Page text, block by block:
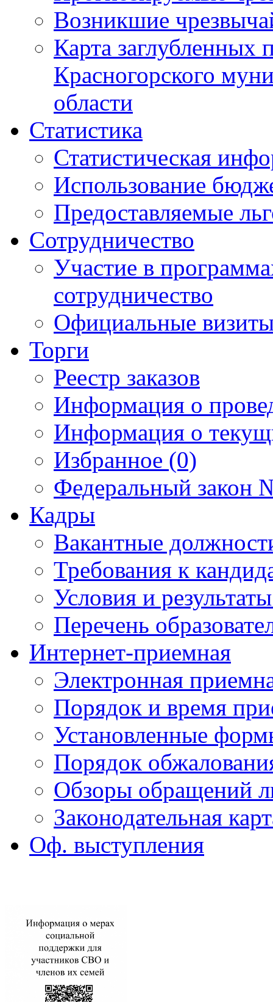
Возникшие
Карта
Красногорского
области
Статистика
Статистическая
Использование
Предоставляемые
Сотрудничество
Участие в
сотрудничество
Официальные
Торги
Реестр заказов
Информация о
Информация о
Избранное (0)
Федеральный закон
Кадры
Вакантные
Требования к
Условия и
Перечень
Интернет-приемная
Электронная
Порядок и время
Установленные
Порядок
Обзоры обращений
Законодательная
Оф. выступления